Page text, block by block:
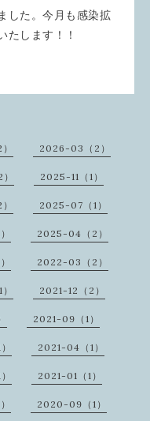
した。今月も感染拡
たします！！
2026-03（2）
2025-11（1）
2025-07（1）
2025-04（2）
2022-03（2）
2021-12（2）
2021-09（1）
2021-04（1）
2021-01（1）
2020-09（1）